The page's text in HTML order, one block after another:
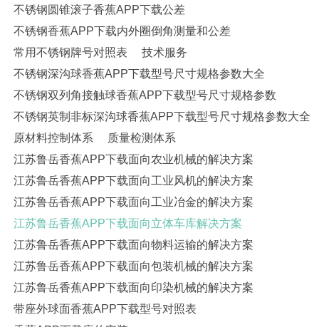
不锈钢圆锥滚子香蕉APP下载公差
不锈钢香蕉APP下载内外圈倒角测量和公差
常用不锈钢牌号对照表
技术服务
不锈钢深沟球香蕉APP下载型号尺寸规格参数大全
不锈钢双列角接触球香蕉APP下载型号尺寸规格参数
不锈钢英制非标深沟球香蕉APP下载型号尺寸规格参数大全
原材料控制体系
质量检测体系
江苏鲁岳香蕉APP下载面向农业机械的解决方案
江苏鲁岳香蕉APP下载面向工业风机的解决方案
江苏鲁岳香蕉APP下载面向工业冶金的解决方案
江苏鲁岳香蕉APP下载面向立体车库解决方案
江苏鲁岳香蕉APP下载面向物料运输的解决方案
江苏鲁岳香蕉APP下载面向包装机械的解决方案
江苏鲁岳香蕉APP下载面向印染机械的解决方案
带座外球面香蕉APP下载型号对照表